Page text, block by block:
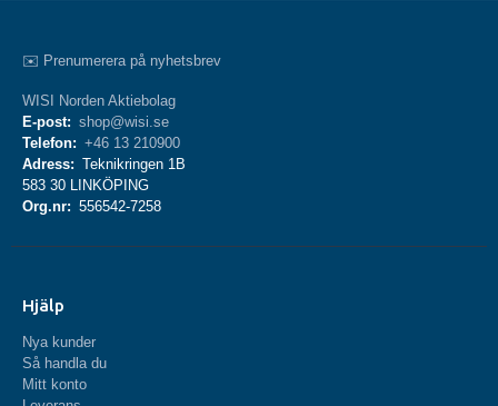
✉️ Prenumerera på nyhetsbrev
WISI Norden Aktiebolag
E-post: shop@wisi.se
Telefon: +46 13 210900
Adress: Teknikringen 1B
583 30 LINKÖPING
Org.nr: 556542-7258
Hjälp
Nya kunder
Så handla du
Mitt konto